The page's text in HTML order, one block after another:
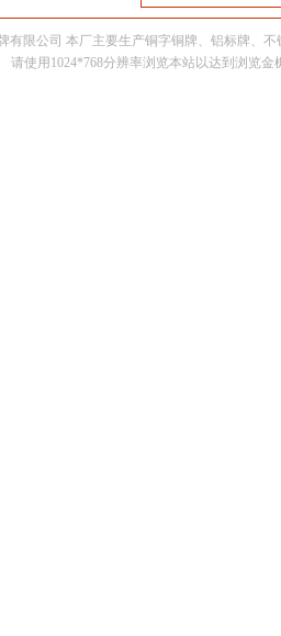
有限公司 本厂主要生产铜字铜牌、铝标牌、
请使用1024*768分辨率浏览本站以达到浏览